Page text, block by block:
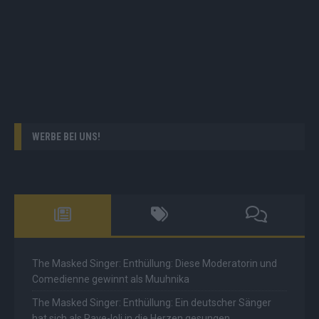
WERBE BEI UNS!
The Masked Singer: Enthüllung: Diese Moderatorin und
Comedienne gewinnt als Muuhnika
The Masked Singer: Enthüllung: Ein deutscher Sänger